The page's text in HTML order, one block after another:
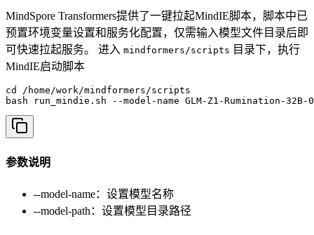
MindSpore Transformers提供了一键拉起MindIE脚本，脚本中已
预置环境变量设置和服务化配置，仅需输入模型文件目录后即
可快速拉起服务。 进入 mindformers/scripts 目录下，执行
MindIE启动脚本
cd /home/work/mindformers/scripts
bash run_mindie.sh --model-name GLM-Z1-Rumination-
参数说明
--model-name：设置模型名称
--model-path：设置模型目录路径